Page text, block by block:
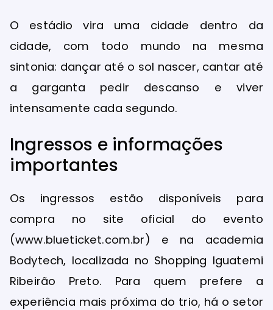
O estádio vira uma cidade dentro da
cidade, com todo mundo na mesma
sintonia: dançar até o sol nascer, cantar até
a garganta pedir descanso e viver
intensamente cada segundo.
Ingressos e informações
importantes
Os ingressos estão disponíveis para
compra no site oficial do evento
(www.blueticket.com.br) e na academia
Bodytech, localizada no Shopping Iguatemi
Ribeirão Preto. Para quem prefere a
experiência mais próxima do trio, há o setor